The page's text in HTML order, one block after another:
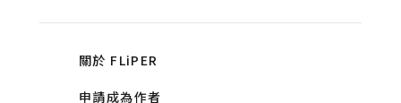
關於 FLiPER
申請成為作者